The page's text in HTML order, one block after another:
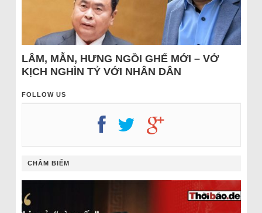
LÂM, MẪN, HƯNG NGỒI GHẾ MỚI – VỞ
KỊCH NGHÌN TỶ VỚI NHÂN DÂN
FOLLOW US
CHÂM BIẾM